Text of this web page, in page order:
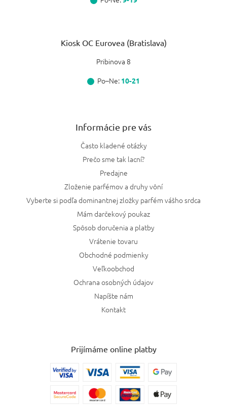
Kiosk OC Eurovea (Bratislava)
Pribinova 8
Po–Ne: 10-21
Informácie pre vás
Často kladené otázky
Prečo sme tak lacní?
Predajne
Zloženie parfémov a druhy vôní
Vyberte si podľa dominantnej zložky parfém vášho srdca
Mám darčekový poukaz
Spôsob doručenia a platby
Vrátenie tovaru
Obchodné podmienky
Veľkoobchod
Ochrana osobných údajov
Napíšte nám
Kontakt
Prijímáme online platby